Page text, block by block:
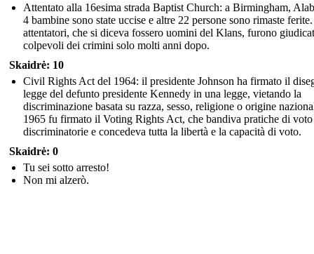
Attentato alla 16esima strada Baptist Church: a Birmingham,
4 bambine sono state uccise e altre 22 persone sono rimaste
attentatori, che si diceva fossero uomini del Klans, furono
colpevoli dei crimini solo molti anni dopo.
Skaidrė: 10
Civil Rights Act del 1964: il presidente Johnson ha firmato il
legge del defunto presidente Kennedy in una legge, vietando la
discriminazione basata su razza, sesso, religione o origine
1965 fu firmato il Voting Rights Act, che bandiva pratiche di voto
discriminatorie e concedeva tutta la libertà e la capacità di voto.
Skaidrė: 0
Tu sei sotto arresto!
Non mi alzerò.